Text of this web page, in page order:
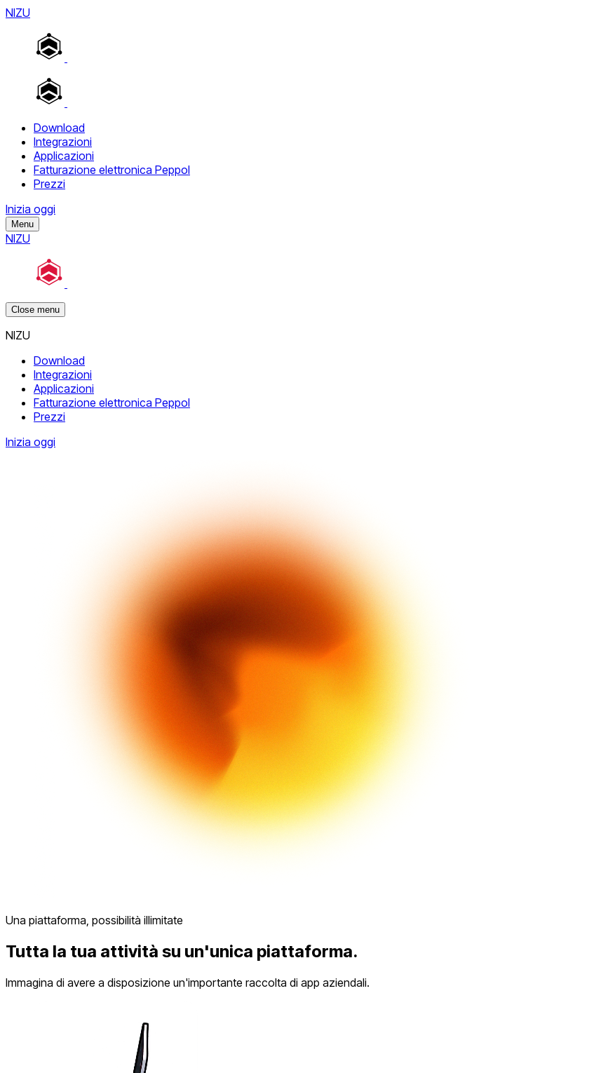
NIZU
Download
Integrazioni
Applicazioni
Fatturazione elettronica Peppol
Prezzi
Inizia oggi
Menu
NIZU
Close menu
NIZU
Download
Integrazioni
Applicazioni
Fatturazione elettronica Peppol
Prezzi
Inizia oggi
Una piattaforma, possibilità illimitate
Tutta la tua attività su un'unica piattaforma.
Immagina di avere a disposizione un'importante raccolta di app aziendali.